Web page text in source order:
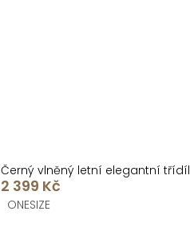
Černý vlněný letní elegantní
2 399 Kč
ONESIZE